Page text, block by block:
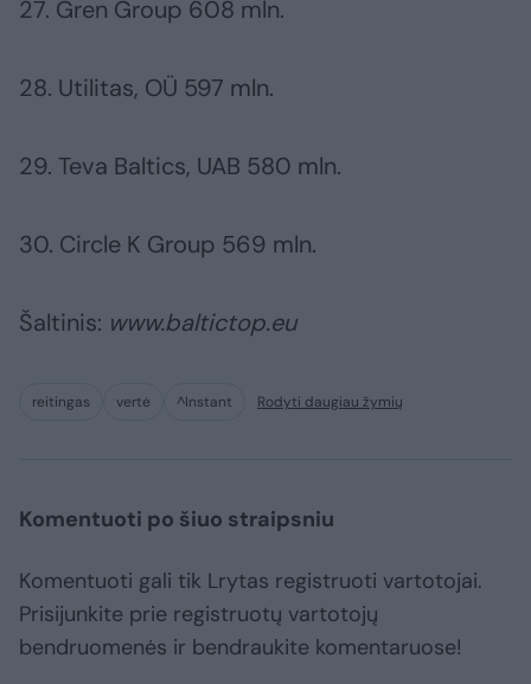
27. Gren Group 608 mln.
28. Utilitas, OÜ 597 mln.
29. Teva Baltics, UAB 580 mln.
30. Circle K Group 569 mln.
Šaltinis: www.baltictop.eu
reitingas vertė ^Instant Rodyti daugiau žymių
Komentuoti po šiuo straipsniu
Komentuoti gali tik Lrytas registruoti vartotojai.
Prisijunkite prie registruotų vartotojų
bendruomenės ir bendraukite komentaruose!